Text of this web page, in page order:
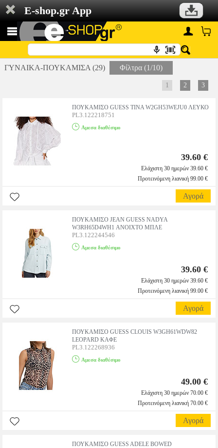
E-shop.gr App
ΓΥΝΑΙΚΑ-ΠΟΥΚΑΜΙΣΑ (29) Φίλτρα (1/10)
1 2 3
ΠΟΥΚΑΜΙΣΟ GUESS TINA W2GH53WEJU0 ΛΕΥΚΟ
PL3.122218751
Αμεσα διαθέσιμο
39.60 €
Ελάχιστη 30 ημερών 39.60 €
Προτεινόμενη λιανική 99.00 €
Αγορά
ΠΟΥΚΑΜΙΣΟ JEAN GUESS NADYA
W3RH65D4WH1 ΑΝΟΙΧΤΟ ΜΠΛΕ
PL3.122244546
Αμεσα διαθέσιμο
39.60 €
Ελάχιστη 30 ημερών 39.60 €
Προτεινόμενη λιανική 99.00 €
Αγορά
ΠΟΥΚΑΜΙΣΟ GUESS CLOUIS W3GH61WDW82
LEOPARD ΚΑΦΕ
PL3.122268936
Αμεσα διαθέσιμο
49.00 €
Ελάχιστη 30 ημερών 70.00 €
Προτεινόμενη λιανική 70.00 €
Αγορά
ΠΟΥΚΑΜΙΣΟ GUESS ADELE BOWED